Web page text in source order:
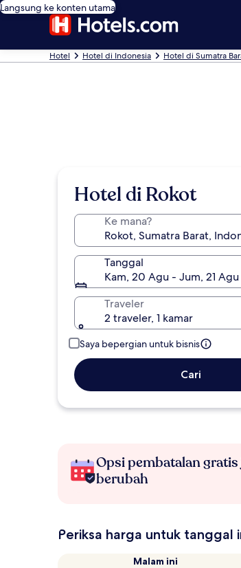
Langsung ke konten utama
Hotel Hotel di Indonesia Hotel di Sumatra
Hotel di Rokot
Ke mana?
Tanggal
Kam, 20 Agu - Jum, 21 Agu
Traveler
2 traveler, 1 kamar
Saya bepergian untuk bisnis
Cari
Opsi pembatalan
berubah
Periksa harga untuk tanggal
Malam ini